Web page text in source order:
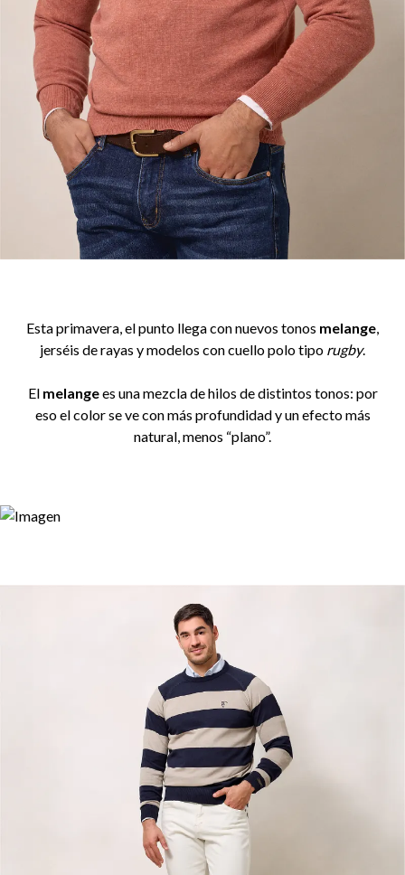
Esta primavera, el punto llega con nuevos tonos melange,
jerséis de rayas y modelos con cuello polo tipo rugby.
El melangees una mezcla de hilos de distintos tonos: por
eso el color se ve con más profundidad y un efecto más
natural, menos “plano”.